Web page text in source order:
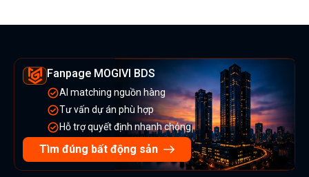
Fanpage MOGIVI BDS
AI matching nguồn hàng
Tư vấn dự án phù hợp
Hỗ trợ quyết định nhanh chóng
Tìm đúng bất động sản